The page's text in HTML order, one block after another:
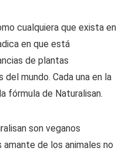
cualquiera que exista en
en que está
de plantas
mundo. Cada una en la
fórmula de Naturalisan.
son veganos
de los animales no